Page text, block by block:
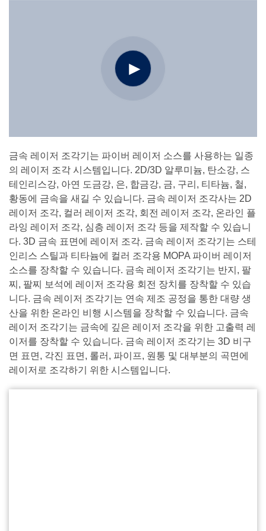
금속 레이저 조각기는 파이버 레이저 소스를 사용하는 일종
의 레이저 조각 시스템입니다. 2D/3D 알루미늄, 탄소강, 스
테인리스강, 아연 도금강, 은, 합금강, 금, 구리, 티타늄, 철,
황동에 금속을 새길 수 있습니다. 금속 레이저 조각사는 2D
레이저 조각, 컬러 레이저 조각, 회전 레이저 조각, 온라인 플
라잉 레이저 조각, 심층 레이저 조각 등을 제작할 수 있습니
다. 3D 금속 표면에 레이저 조각. 금속 레이저 조각기는 스테
인리스 스틸과 티타늄에 컬러 조각용 MOPA 파이버 레이저
소스를 장착할 수 있습니다. 금속 레이저 조각기는 반지, 팔
찌, 팔찌 보석에 레이저 조각용 회전 장치를 장착할 수 있습
니다. 금속 레이저 조각기는 연속 제조 공정을 통한 대량 생
산을 위한 온라인 비행 시스템을 장착할 수 있습니다. 금속
레이저 조각기는 금속에 깊은 레이저 조각을 위한 고출력 레
이저를 장착할 수 있습니다. 금속 레이저 조각기는 3D 비구
면 표면, 각진 표면, 롤러, 파이프, 원통 및 대부분의 곡면에
레이저로 조각하기 위한 시스템입니다.